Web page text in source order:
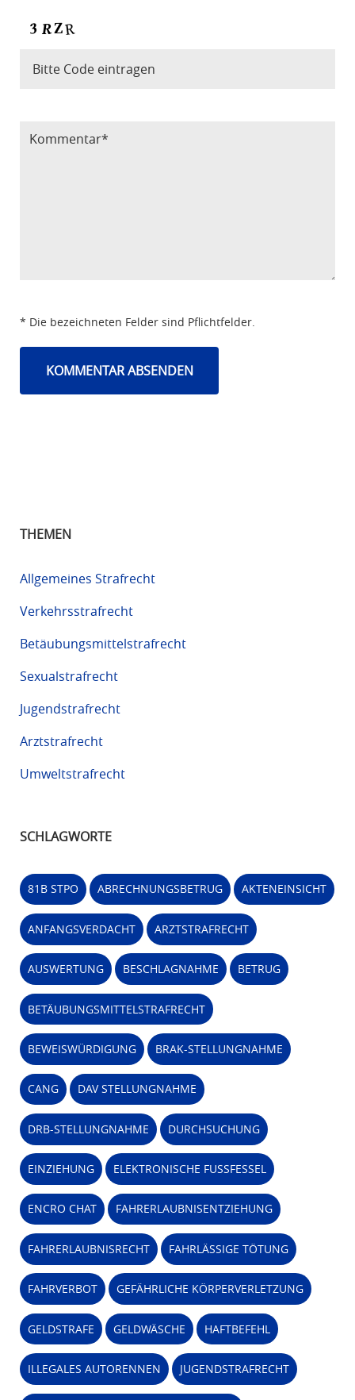
* Die bezeichneten Felder sind Pflichtfelder.
THEMEN
Allgemeines Strafrecht
Verkehrsstrafrecht
Betäubungsmittelstrafrecht
Sexualstrafrecht
Jugendstrafrecht
Arztstrafrecht
Umweltstrafrecht
SCHLAGWORTE
81B STPO ABRECHNUNGSBETRUG AKTENEINSICHT
ANFANGSVERDACHT ARZTSTRAFRECHT
AUSWERTUNG BESCHLAGNAHME BETRUG
BETÄUBUNGSMITTELSTRAFRECHT
BEWEISWÜRDIGUNG BRAK-STELLUNGNAHME
CANG DAV STELLUNGNAHME
DRB-STELLUNGNAHME DURCHSUCHUNG
EINZIEHUNG ELEKTRONISCHE FUSSFESSEL
ENCRO CHAT FAHRERLAUBNISENTZIEHUNG
FAHRERLAUBNISRECHT FAHRLÄSSIGE TÖTUNG
FAHRVERBOT GEFÄHRLICHE KÖRPERVERLETZUNG
GELDSTRAFE GELDWÄSCHE HAFTBEFEHL
ILLEGALES AUTORENNEN JUGENDSTRAFRECHT